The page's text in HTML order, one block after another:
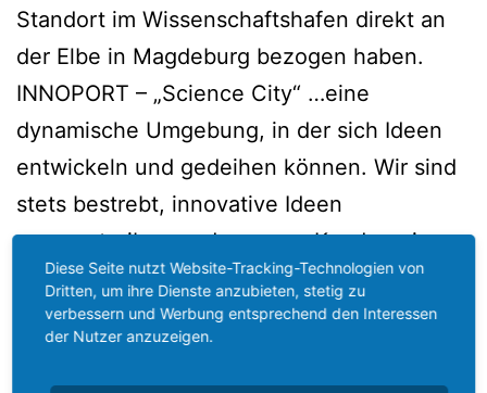
Standort im Wissenschaftshafen direkt an
der Elbe in Magdeburg bezogen haben.
INNOPORT – „Science City“ …eine
dynamische Umgebung, in der sich Ideen
entwickeln und gedeihen können. Wir sind
stets bestrebt, innovative Ideen
voranzutreiben und unseren Kunden einen
erstklassigen Service zu bieten.…
weiterlesen
Veröffentlicht am19. Juni 2023
Diese Seite nutzt Website-Tracking-Technologien von
Dritten, um ihre Dienste anzubieten, stetig zu
verbessern und Werbung entsprechend den Interessen
der Nutzer anzuzeigen.